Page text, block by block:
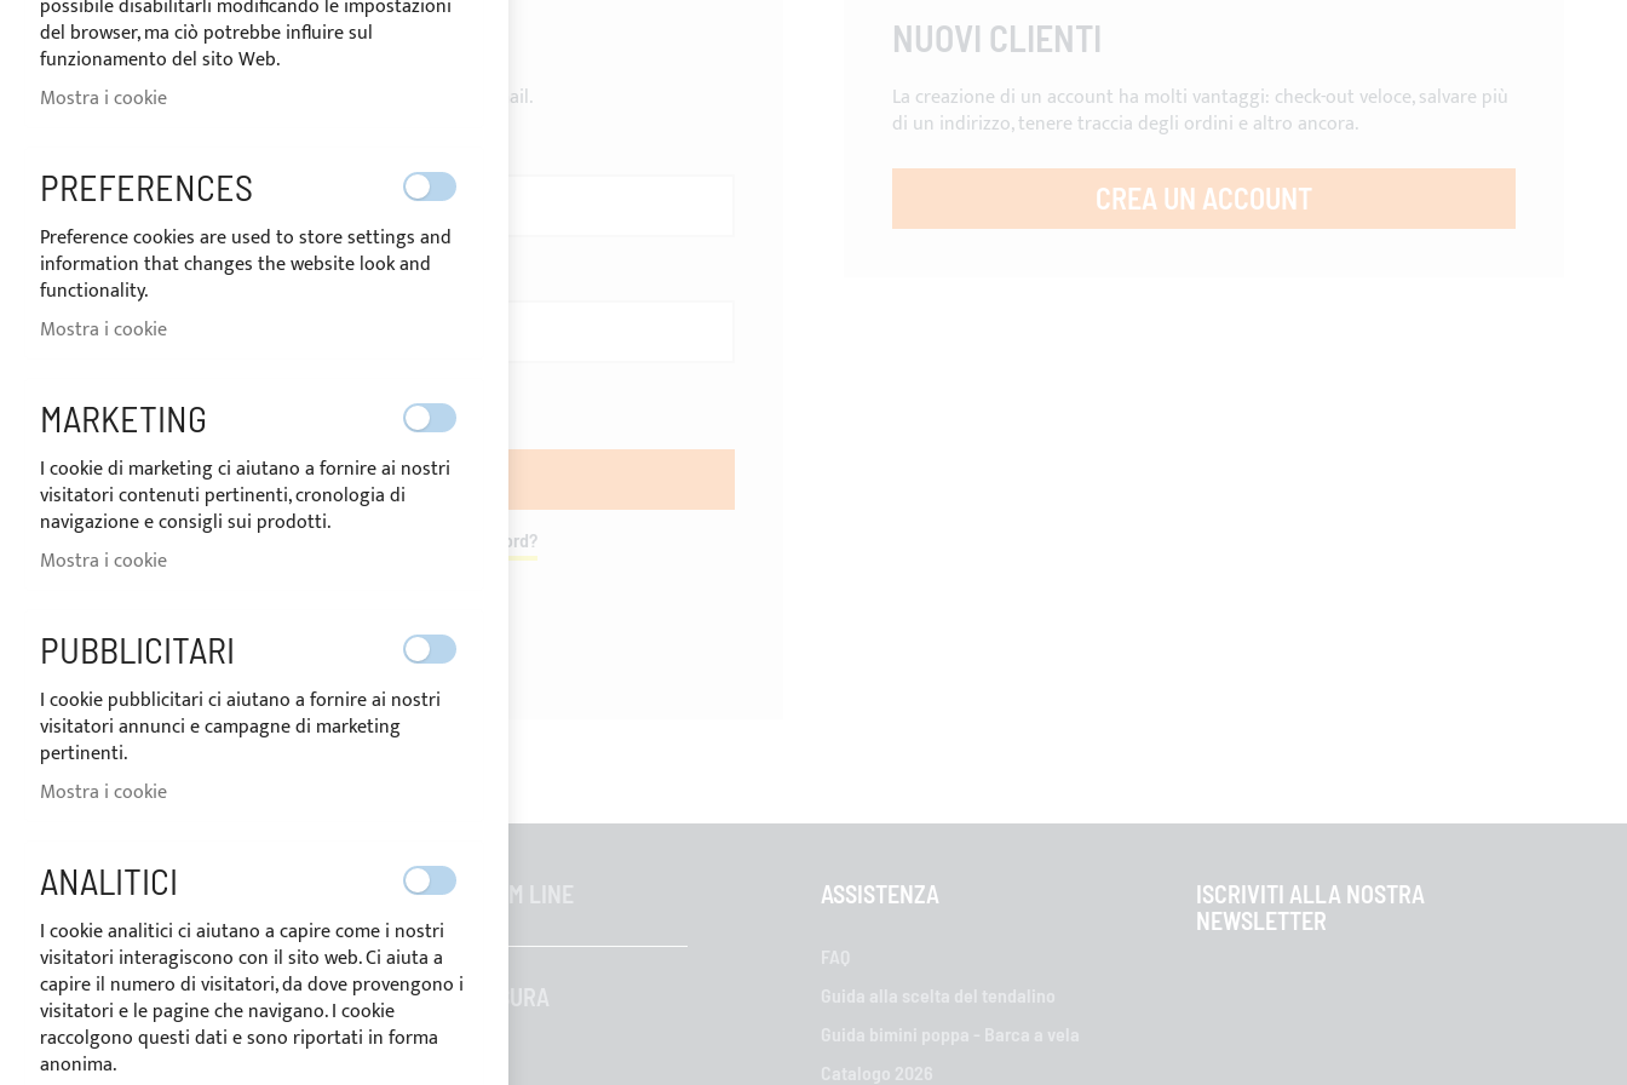
CLIENTI REGISTRATI
Se hai un account, accedi con il tuo indirizzo email.
Password
Show Password
ACCEDI
Hai dimenticato la password?
NUOVI CLIENTI
La creazione di un account ha molti vantaggi: check-out veloce, salvare più
di un indirizzo, tenere traccia degli ordini e altro ancora.
CREA UN ACCOUNT
INFORMAZIONI GENERALI
Contatti
Chi siamo
Lavora con noi
Blog
CUSTOM LINE
SU MISURA
ASSISTENZA
ISCRIVITI ALLA NOSTRA
NEWSLETTER
possibile disabilitarli modificando le impostazioni
del browser, ma ciò potrebbe influire sul
funzionamento del sito Web.
Mostra i cookie
PREFERENCES
Preference cookies are used to store settings and
information that changes the website look and
functionality.
Mostra i cookie
MARKETING
I cookie di marketing ci aiutano a fornire ai nostri
visitatori contenuti pertinenti, cronologia di
navigazione e consigli sui prodotti.
Mostra i cookie
PUBBLICITARI
I cookie pubblicitari ci aiutano a fornire ai nostri
visitatori annunci e campagne di marketing
pertinenti.
Mostra i cookie
ANALITICI
I cookie analitici ci aiutano a capire come i nostri
visitatori interagiscono con il sito web. Ci aiuta a
capire il numero di visitatori, da dove provengono i
visitatori e le pagine che navigano. I cookie
raccolgono questi dati e sono riportati in forma
anonima.